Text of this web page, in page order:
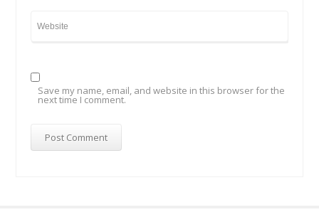
Save my name, email, and website in this browser for the
next time I comment.